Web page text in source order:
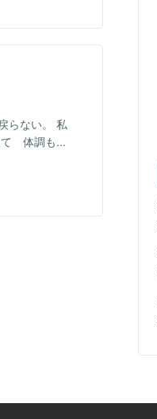
らない。 私
て 体調も...